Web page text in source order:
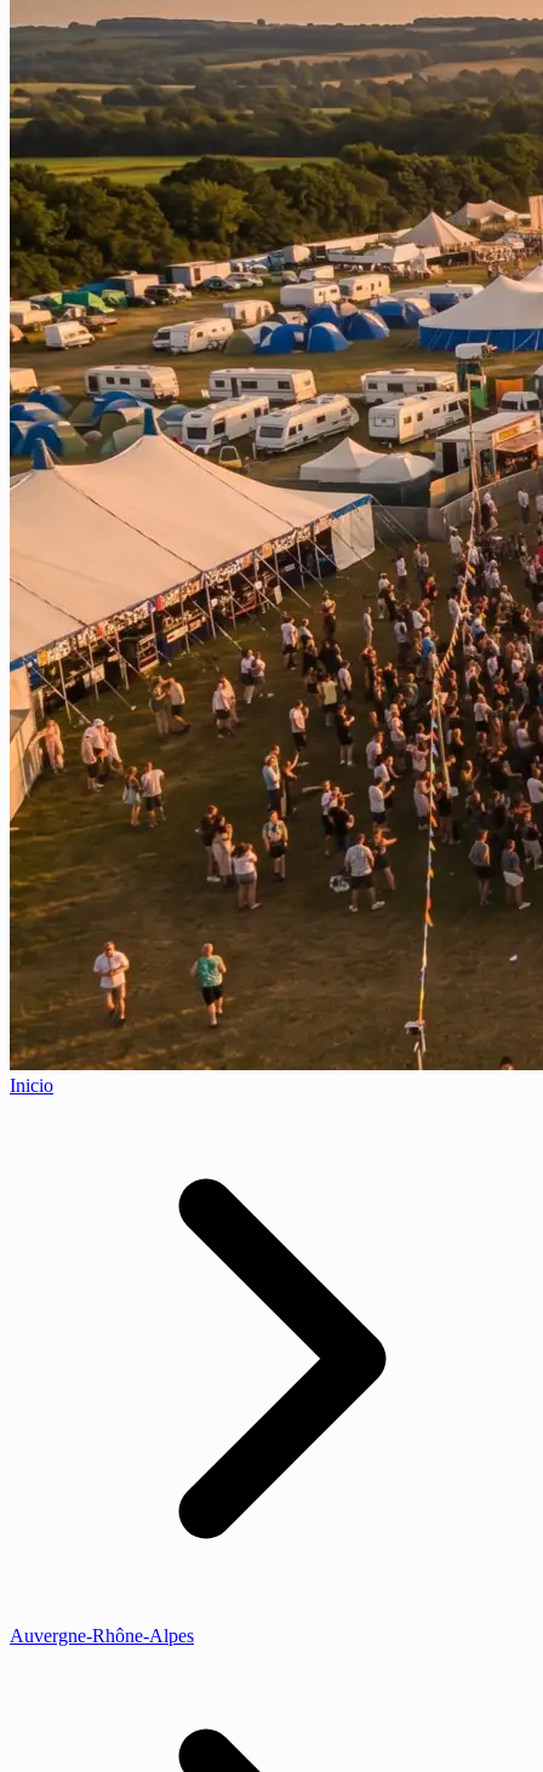
Inicio
Auvergne-Rhône-Alpes